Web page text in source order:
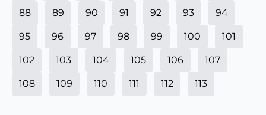
88 89 90 91 92 93 94
95 96 97 98 99 100 101
102 103 104 105 106 107
108 109 110 111 112 113